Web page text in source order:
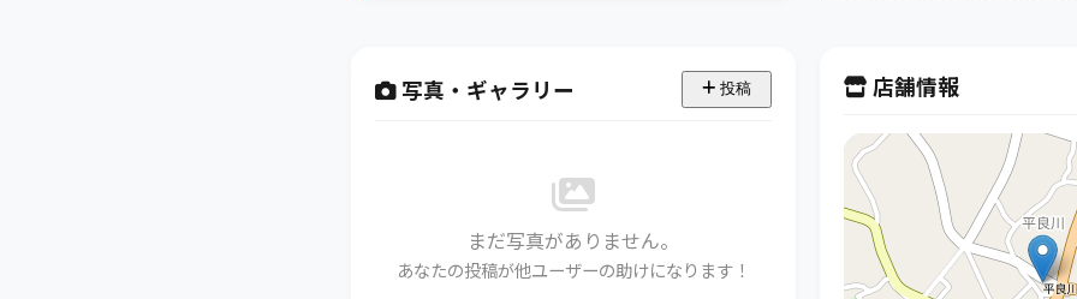
写真・ギャラリー 投稿
まだ写真がありません。
あなたの投稿が他ユーザーの助けになります！
店舗情報